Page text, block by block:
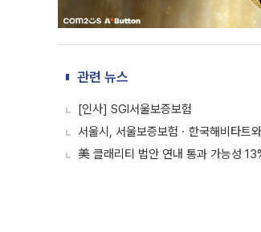
관련 뉴스
[인사] SGI서울보증보험
서울시, 서울보증보험ㆍ한국해비타트
美 클래리티 법안 연내 통과 가능성